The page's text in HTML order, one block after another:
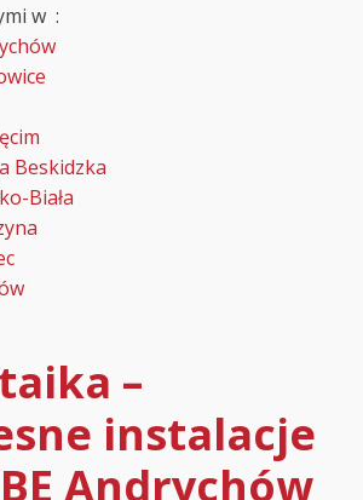
w :
Beskidzka
Biała
–
instalacje
Andrychów